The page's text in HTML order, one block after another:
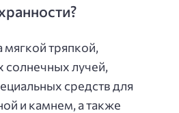
мягкой тряпкой,
солнечных лучей,
средств для
и камнем, а также